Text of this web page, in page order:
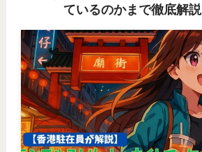
ているのかまで徹底解説